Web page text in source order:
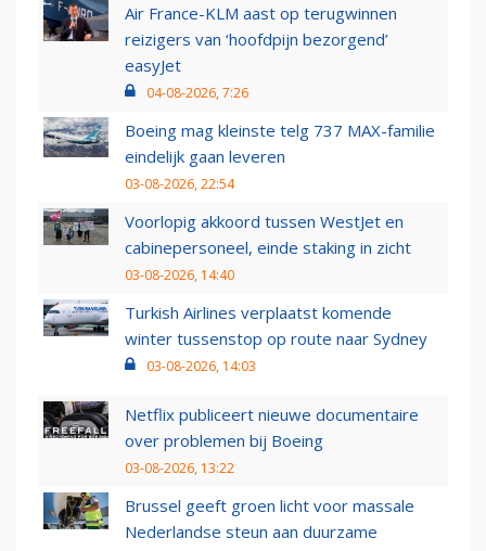
Air France-KLM aast op terugwinnen
reizigers van ‘hoofdpijn bezorgend’
easyJet
04-08-2026, 7:26
Boeing mag kleinste telg 737 MAX-familie
eindelijk gaan leveren
03-08-2026, 22:54
Voorlopig akkoord tussen WestJet en
cabinepersoneel, einde staking in zicht
03-08-2026, 14:40
Turkish Airlines verplaatst komende
winter tussenstop op route naar Sydney
03-08-2026, 14:03
Netflix publiceert nieuwe documentaire
over problemen bij Boeing
03-08-2026, 13:22
Brussel geeft groen licht voor massale
Nederlandse steun aan duurzame